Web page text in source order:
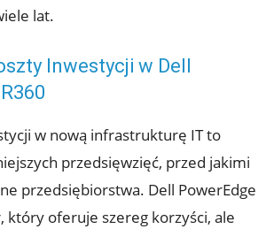
lat.
Inwestycji w Dell
w nową infrastrukturę IT to
przedsięwzięć, przed jakimi
przedsiębiorstwa. Dell PowerEdge
który oferuje szereg korzyści, ale